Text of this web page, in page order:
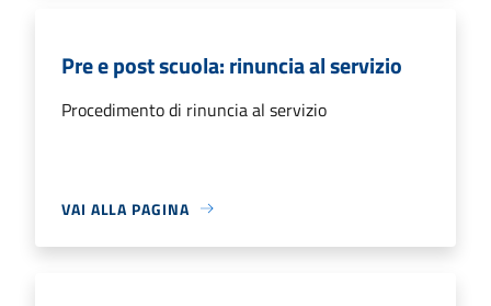
Pre e post scuola: rinuncia al servizio
Procedimento di rinuncia al servizio
VAI ALLA PAGINA